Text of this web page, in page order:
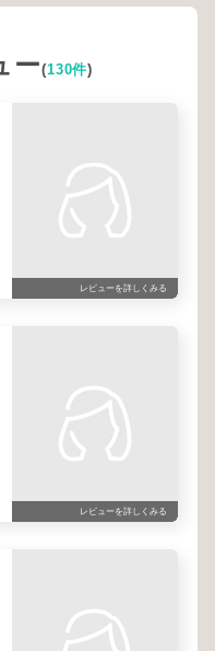
ー(130件)
レビューを詳しくみる
レビューを詳しくみる